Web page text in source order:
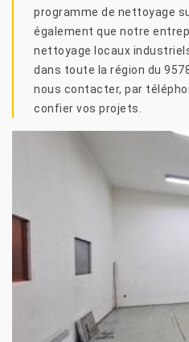
programme de nettoyage
également que notre
nettoyage locaux
dans toute la région du
nous contacter, par
confier vos projets.